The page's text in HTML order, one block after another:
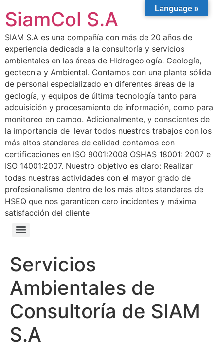
SiamCol S.A
SIAM S.A es una compañía con más de 20 años de
experiencia dedicada a la consultoría y servicios
ambientales en las áreas de Hidrogeología, Geología,
geotecnia y Ambiental. Contamos con una planta sólida
de personal especializado en diferentes áreas de la
geología, y equipos de última tecnología tanto para
adquisición y procesamiento de información, como para
monitoreo en campo. Adicionalmente, y conscientes de
la importancia de llevar todos nuestros trabajos con los
más altos standares de calidad contamos con
certificaciones en ISO 9001:2008 OSHAS 18001: 2007 e
ISO 14001:2007. Nuestro objetivo es claro: Realizar
todas nuestras actividades con el mayor grado de
profesionalismo dentro de los más altos standares de
HSEQ que nos garanticen cero incidentes y máxima
satisfacción del cliente
Servicios
Ambientales de
Consultoría de SIAM
S.A
Language »